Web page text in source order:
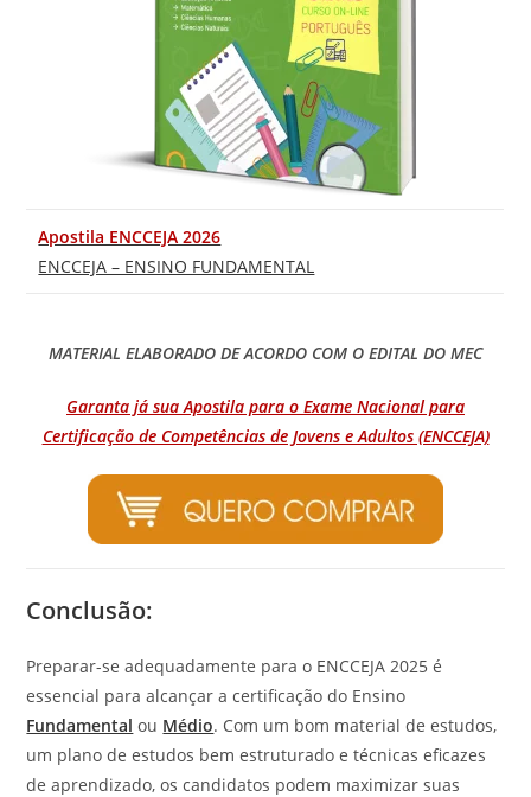
Apostila ENCCEJA 2026
ENCCEJA – ENSINO FUNDAMENTAL
MATERIAL ELABORADO DE ACORDO COM O EDITAL DO MEC
Garanta já sua Apostila para o Exame Nacional para
Certificação de Competências de Jovens e Adultos (ENCCEJA)
Conclusão:
Preparar-se adequadamente para o ENCCEJA 2025 é
essencial para alcançar a certificação do Ensino
Fundamental ou Médio. Com um bom material de estudos,
um plano de estudos bem estruturado e técnicas eficazes
de aprendizado, os candidatos podem maximizar suas